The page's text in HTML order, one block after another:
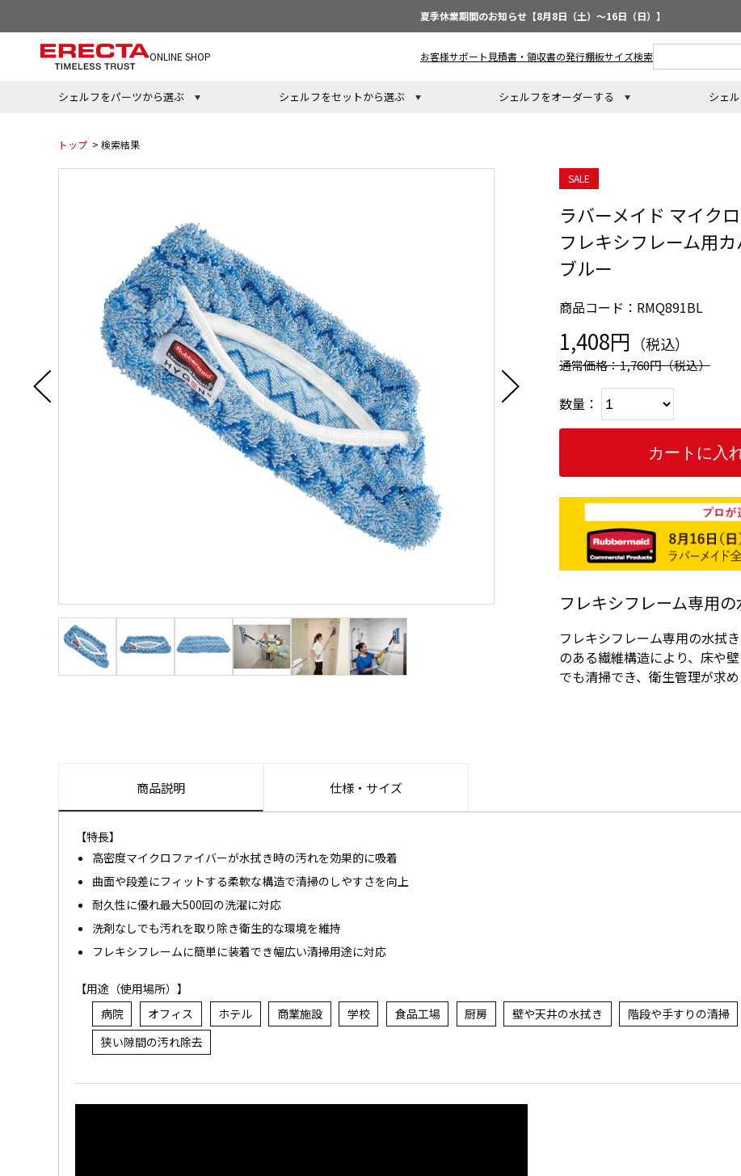
夏季休業期間のお知らせ【8月8日（土）～16日（日）】
ONLINE SHOP お客様サポート 見積書・領収書の発行棚板サイズ検索
シェルフをパーツから選ぶ シェルフをセットから選ぶ シェルフをオーダーする シェ
トップ > 検索結果
SALE
ラバーメイド マイク
フレキシフレーム用
ブルー
商品コード：RMQ891BL
1,408円 （税込）
通常価格：1,760円（税込）
数量：
フレキシフレーム専用
フレキシフレーム専用の水拭
のある繊維構造により、床や
でも清掃でき、衛生管理が求め
商品説明 仕様・サイズ
【特長】
高密度マイクロファイバーが水拭き時の汚れを効果的に吸着
曲面や段差にフィットする柔軟な構造で清掃のしやすさを向上
耐久性に優れ最大500回の洗濯に対応
洗剤なしでも汚れを取り除き衛生的な環境を維持
フレキシフレームに簡単に装着でき幅広い清掃用途に対応
【用途（使用場所）】
病院
オフィス ホテル 商業施設 学校 食品工場 厨房 壁や天井の水拭き 階段や手すりの清掃
狭い隙間の汚れ除去